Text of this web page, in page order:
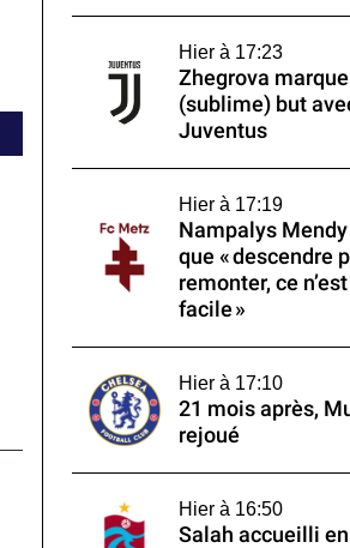
Hier à 17:23
Zhegrova
(sublime) but
Juventus
Hier à 17:19
Nampalys
que « descendre
remonter, ce
facile »
Hier à 17:10
21 mois après,
rejoué
Hier à 16:50
Salah accueilli